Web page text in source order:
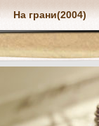
На грани(2004)